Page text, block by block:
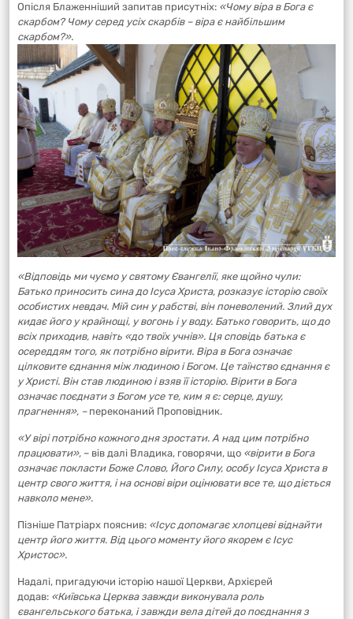
Опісля Блаженніший запитав присутніх: «Чому віра в Бога є
скарбом? Чому серед усіх скарбів – віра є найбільшим
скарбом?».
«Відповідь ми чуємо у святому Євангелії, яке щойно чули:
Батько приносить сина до Ісуса Христа, розказує історію своїх
особистих невдач. Мій син у рабстві, він поневолений. Злий дух
кидає його у крайнощі, у вогонь і у воду. Батько говорить, що до
всіх приходив, навіть «до твоїх учнів». Ця сповідь батька є
осереддям того, як потрібно вірити. Віра в Бога означає
цілковите єднання між людиною і Богом. Це таїнство єднання є
у Христі. Він став людиною і взяв її історію. Вірити в Бога
означає поєднати з Богом усе те, ким я є: серце, душу,
прагнення», –переконаний Проповідник.
«У вірі потрібно кожного дня зростати. А над цим потрібно
працювати», – вів далі Владика, говорячи, що «вірити в Бога
означає покласти Боже Слово, Його Силу, особу Ісуса Христа в
центр свого життя, і на основі віри оцінювати все те, що діється
навколо мене».
Пізніше Патріарх пояснив: «Ісус допомагає хлопцеві віднайти
центр його життя. Від цього моменту його якорем є Ісус
Христос».
Надалі, пригадуючи історію нашої Церкви, Архієрей
додав: «Київська Церква завжди виконувала роль
євангельського батька, і завжди вела дітей до поєднання з